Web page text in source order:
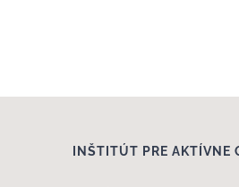
INŠTITÚT PRE AKTÍVNE